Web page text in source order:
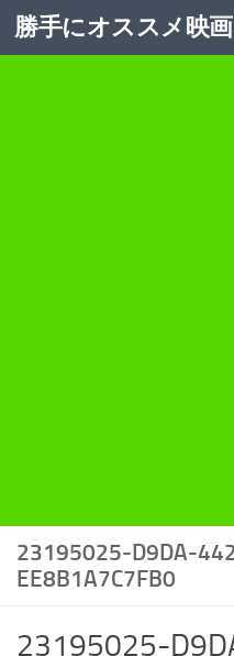
コンテンツへスキップ
勝手にオススメ映
23195025-D9DA-
EE8B1A7C7FB0
23195025-